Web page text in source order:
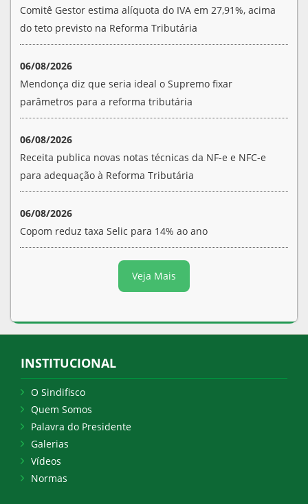
Comitê Gestor estima alíquota do IVA em 27,91%, acima
do teto previsto na Reforma Tributária
06/08/2026
Mendonça diz que seria ideal o Supremo fixar
parâmetros para a reforma tributária
06/08/2026
Receita publica novas notas técnicas da NF-e e NFC-e
para adequação à Reforma Tributária
06/08/2026
Copom reduz taxa Selic para 14% ao ano
Veja Mais
INSTITUCIONAL
O Sindifisco
Quem Somos
Palavra do Presidente
Galerias
Vídeos
Normas